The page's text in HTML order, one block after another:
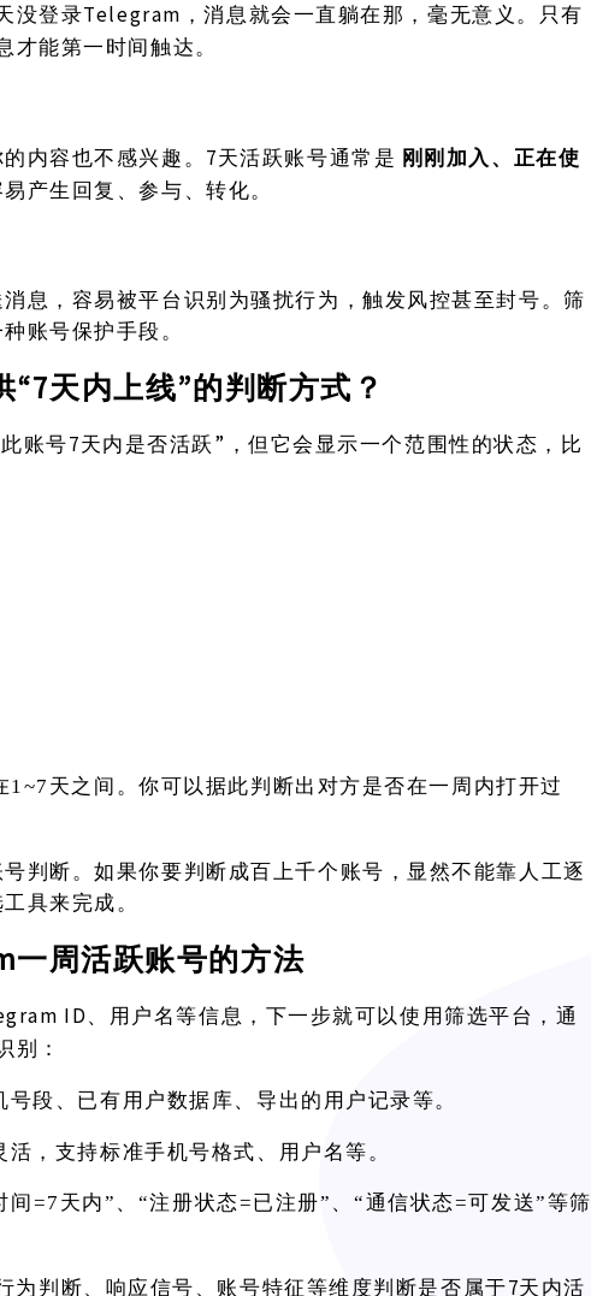
没登录Telegram，消息就会一直躺在那，毫无意义。只有
能第一时间触达。
内容也不感兴趣。 7天活跃账号通常是 刚刚加入、正在使
易产生回复、参与、转化。
息，容易被平台识别为骚扰行为，触发风控甚至封号。筛
账号保护手段。
“7天内上线”的判断方式？
账号7天内是否活跃”，但它会显示一个范围性的状态，比
1~7天之间。你可以据此判断出对方是否在一周内打开过
判断。如果你要判断成百上千个账号，显然不能靠人工逐
具来完成。
一周活跃账号的方法
ID、用户名等信息，下一步就可以使用筛选平台，通
别：
号段、已有用户数据库、导出的用户记录等。
活，支持标准手机号格式、用户名等。
间=7天内”、“注册状态=已注册”、“通信状态=可发送”等筛
为判断、响应信号、账号特征等维度判断是否属于7天内活